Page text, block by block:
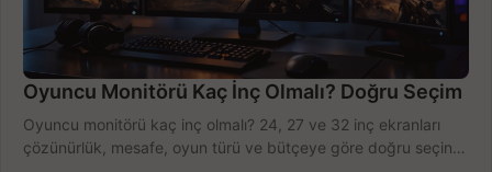
Oyuncu Monitörü Kaç İnç Olmalı? Doğru Seçim
Oyuncu monitörü kaç inç olmalı? 24, 27 ve 32 inç ekranları
çözünürlük, mesafe, oyun türü ve bütçeye göre doğru seçin,